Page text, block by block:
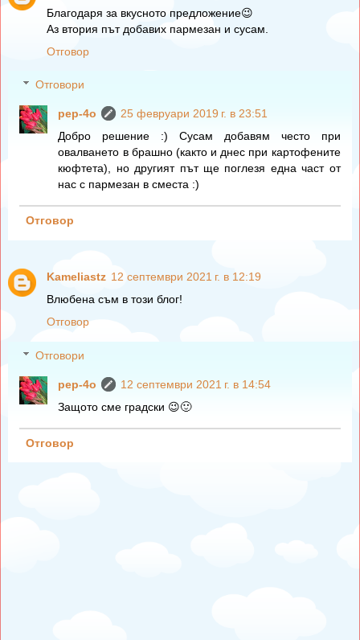
Благодаря за вкусното предложение😉
Аз втория път добавих пармезан и сусам.
Отговор
Отговори
pep-4o
25 февруари 2019 г. в 23:51
Добро решение :) Сусам добавям често при
овалването в брашно (както и днес при картофените
кюфтета), но другият път ще поглезя една част от
нас с пармезан в сместа :)
Отговор
Kameliastz 12 септември 2021 г. в 12:19
Влюбена съм в този блог!
Отговор
Отговори
pep-4o
12 септември 2021 г. в 14:54
Защото сме градски 😉🙂
Отговор